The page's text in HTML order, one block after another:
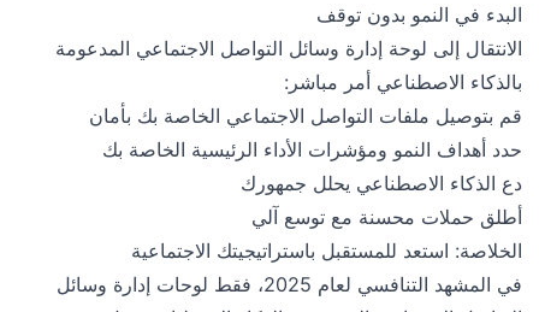
البدء في النمو بدون توقف
الانتقال إلى لوحة إدارة وسائل التواصل الاجتماعي المدعومة
بالذكاء الاصطناعي أمر مباشر:
قم بتوصيل ملفات التواصل الاجتماعي الخاصة بك بأمان
حدد أهداف النمو ومؤشرات الأداء الرئيسية الخاصة بك
دع الذكاء الاصطناعي يحلل جمهورك
أطلق حملات محسنة مع توسع آلي
الخلاصة: استعد للمستقبل باستراتيجيتك الاجتماعية
في المشهد التنافسي لعام 2025، فقط لوحات إدارة وسائل